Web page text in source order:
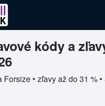
kódy a
• zľavy až do 31 % •
pre Forsize